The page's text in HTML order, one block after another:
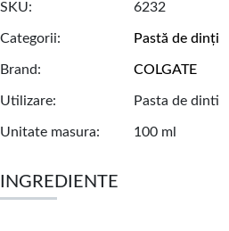
SKU 6232
Categorii Pastă de dinți
Brand COLGATE
Utilizare Pasta de dinti
Unitate masura 100 ml
INGREDIENTE